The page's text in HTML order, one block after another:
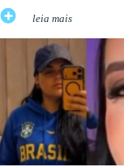
leia mais